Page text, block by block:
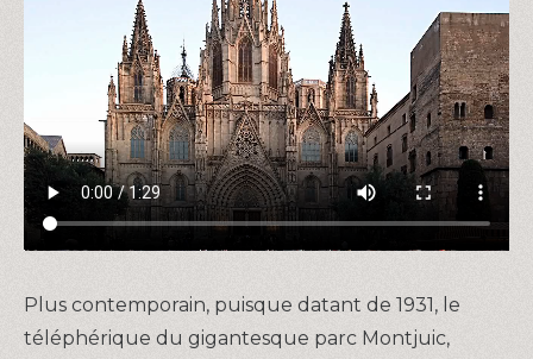
Plus contemporain, puisque datant de 1931, le
téléphérique du gigantesque parc Montjuic,